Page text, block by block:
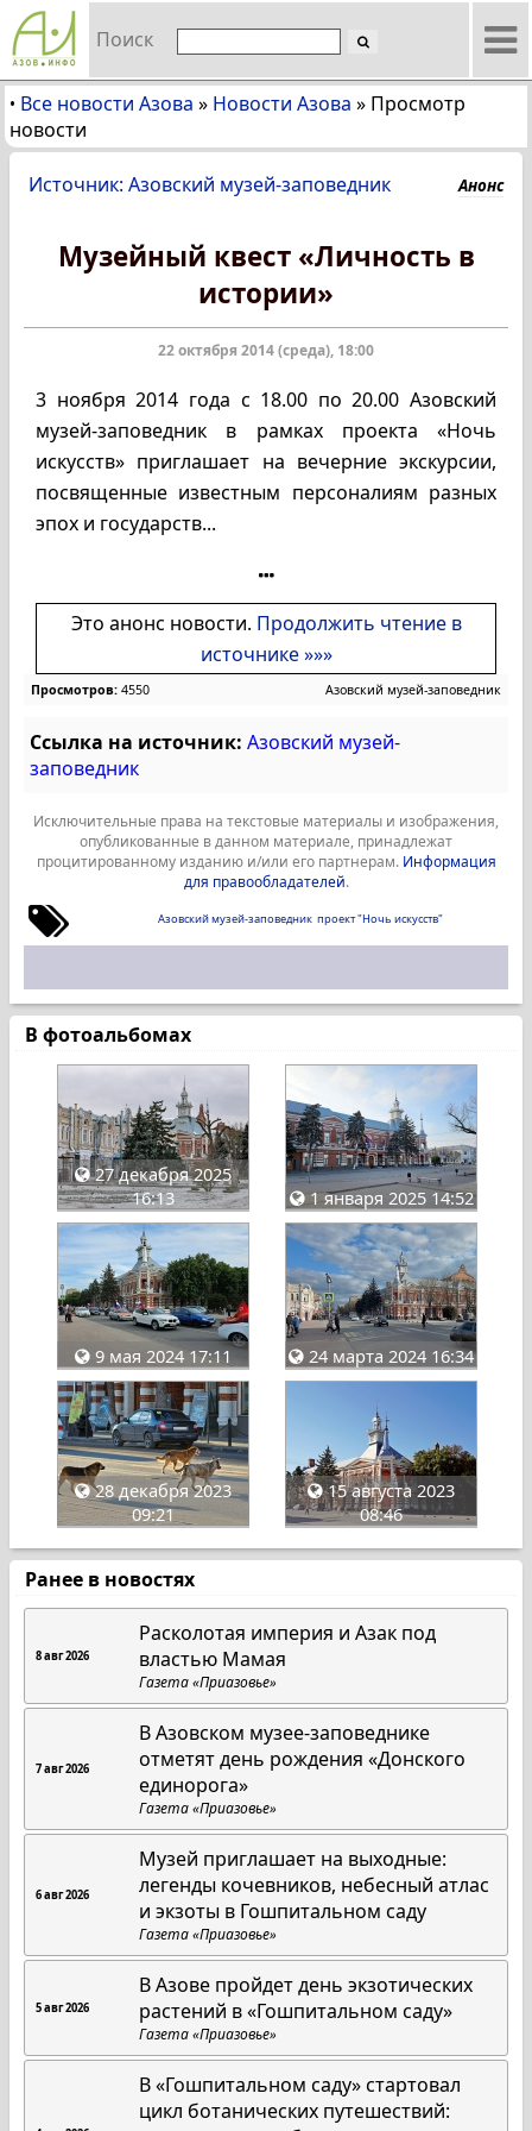
Поиск
• Все новости Азова » Новости Азова » Просмотр
новости
Источник: Азовский музей-заповедник Анонс
Музейный квест «Личность в
истории»
22 октября 2014 (среда), 18:00
3 ноября 2014 года с 18.00 по 20.00 Азовский
музей-заповедник в рамках проекта «Ночь
искусств» приглашает на вечерние экскурсии,
посвященные известным персоналиям разных
эпох и государств...
Это анонс новости. Продолжить чтение в
источнике »»»
Просмотров: 4550 Азовский музей-заповедник
Ссылка на источник: Азовский музей-
заповедник
Исключительные права на текстовые материалы и изображения,
опубликованные в данном материале, принадлежат
процитированному изданию и/или его партнерам. Информация
для правообладателей.
Азовский музей-заповедник проект "Ночь искусств"
В фотоальбомах
27 декабря 2025
16:13
1 января 2025 14:52
9 мая 2024 17:11 24 марта 2024 16:34
28 декабря 2023
09:21
15 августа 2023
08:46
Ранее в новостях
8 авг 2026
Расколотая империя и Азак под
властью Мамая
Газета «Приазовье»
7 авг 2026
В Азовском музее-заповеднике
отметят день рождения «Донского
единорога»
Газета «Приазовье»
6 авг 2026
Музей приглашает на выходные:
легенды кочевников, небесный атлас
и экзоты в Гошпитальном саду
Газета «Приазовье»
5 авг 2026
В Азове пройдет день экзотических
растений в «Гошпитальном саду»
Газета «Приазовье»
В «Гошпитальном саду» стартовал
цикл ботанических путешествий: